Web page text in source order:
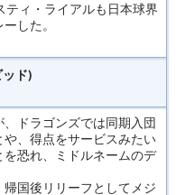
ィ・ライアルも日本球界
した。
ド)
ドラゴンズでは同期入団
、得点をサービスみたい
恐れ、ミドルネームのデ
国後リリーフとしてメジ